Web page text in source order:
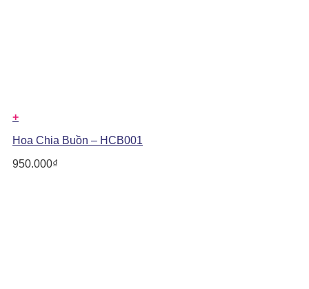
+
Hoa Chia Buồn – HCB001
950.000₫